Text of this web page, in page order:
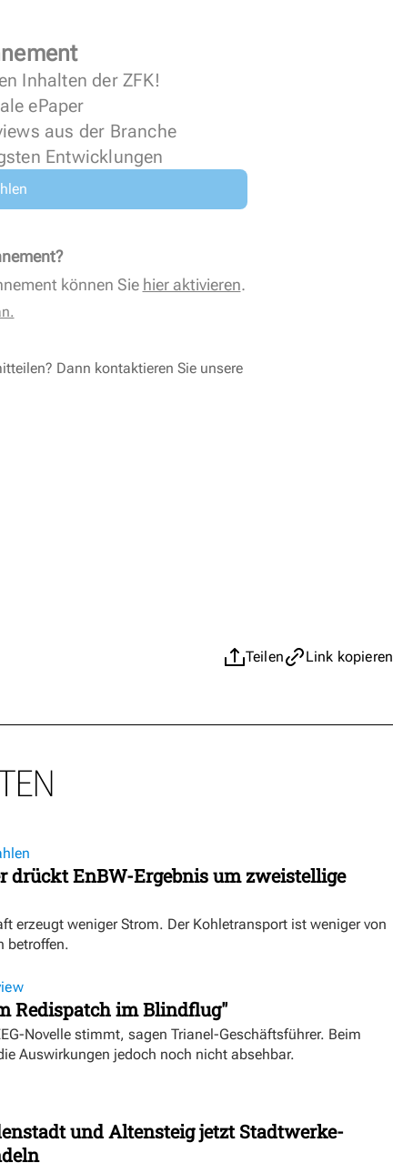
Inhalten der ZFK!
ePaper
aus der Branche
Entwicklungen
können Sie hier aktivieren.
Dann kontaktieren Sie unsere
Teilen Link kopieren
drückt EnBW-Ergebnis um zweistellige
erzeugt weniger Strom. Der Kohletransport ist weniger von
betroffen.
Redispatch im Blindflug"
Novelle stimmt, sagen Trianel-Geschäftsführer. Beim
Auswirkungen jedoch noch nicht absehbar.
und Altensteig jetzt Stadtwerke-